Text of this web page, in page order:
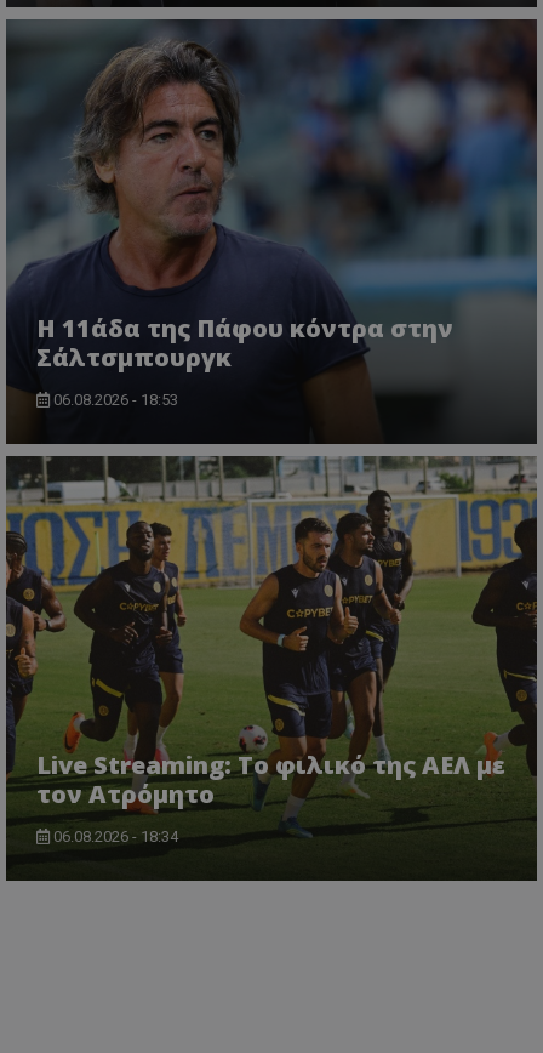
Η 11άδα της Πάφου κόντρα στην
Σάλτσμπουργκ
06.08.2026 - 18:53
Live Streaming: Το φιλικό της ΑΕΛ με
τον Ατρόμητο
06.08.2026 - 18:34